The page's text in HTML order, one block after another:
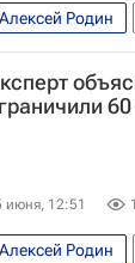
Алексей Родин
июня, 12:51
Алексей Родин